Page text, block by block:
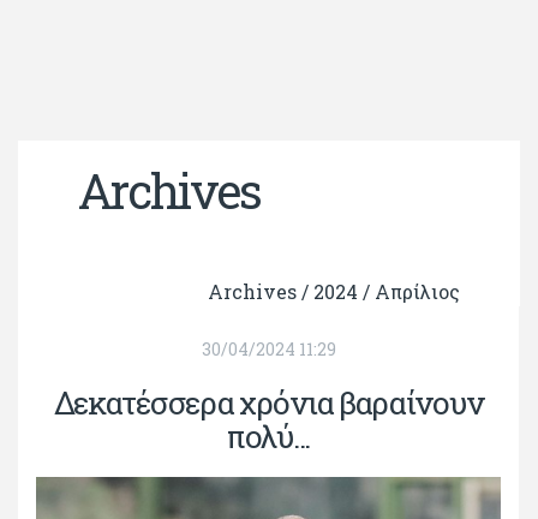
Archives
Archives / 2024 / Απρίλιος
30/04/2024 11:29
Δεκατέσσερα χρόνια βαραίνουν
πολύ...